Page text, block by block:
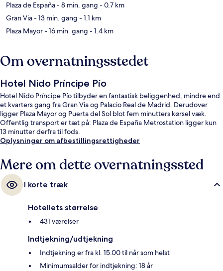
Plaza de España- 8 min. gang - 0.7 km
Gran Via- 13 min. gang - 1.1 km
Plaza Mayor- 16 min. gang - 1.4 km
Om overnatningsstedet
Hotel Nido Príncipe Pío
Hotel Nido Príncipe Pío tilbyder en fantastisk beliggenhed, mindre end
et kvarters gang fra Gran Via og Palacio Real de Madrid. Derudover
ligger Plaza Mayor og Puerta del Sol blot fem minutters kørsel væk.
Offentlig transport er tæt på: Plaza de España Metrostation ligger kun
13 minutter derfra til fods.
Oplysninger om afbestillingsrettigheder
Mere om dette overnatningssted
I korte træk
Hotellets størrelse
431 værelser
Indtjekning/udtjekning
Indtjekning er fra kl. 15.00 til når som helst
Minimumsalder for indtjekning: 18 år